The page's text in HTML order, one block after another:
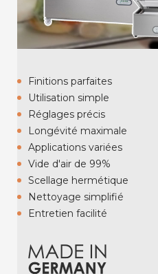
Finitions parfaites
Utilisation simple
Réglages précis
Longévité maximale
Applications variées
Vide d'air de 99%
Scellage hermétique
Nettoyage simplifié
Entretien facilité